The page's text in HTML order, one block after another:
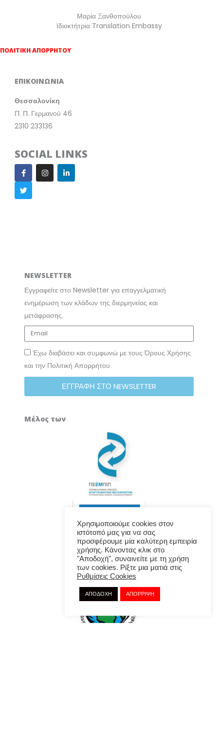
Μαρία Ξανθοπούλου
Ιδιοκτήτρια Translation Embassy
ΠΟΛΙΤΙΚΗ ΑΠΟΡΡΗΤΟΥ
ΕΠΙΚΟΙΝΩΝΙΑ
Θεσσαλονίκη
Π. Π. Γερμανού 46
2310 233136
SOCIAL LINKS
F
a
c
e
b
I
n
s
L
i
n
T
w
i
t
t
NEWSLETTER
Εγγραφείτε στο Newsletter για επαγγελματική
ενημέρωση των κλάδων της διερμηνείας και
μετάφρασης.
Έχω διαβάσει και συμφωνώ με τους Όρους Χρήσης
και την Πολιτική Απορρήτου
ΕΓΓΡΑΦΗ ΣΤΟ NEWSLETTER
Μέλος των
Χρησιμοποιούμε cookies στον
ιστότοπό μας για να σας
προσφέρουμε μία καλύτερη εμπειρία
χρήσης. Κάνοντας κλικ στο
"Αποδοχή", συναινείτε με τη χρήση
των cookies. Ρίξτε μια ματιά στις
Ρυθμίσεις Cookies
ΑΠΟΔΟΧΗ ΑΠΟΡΡΙΨΗ